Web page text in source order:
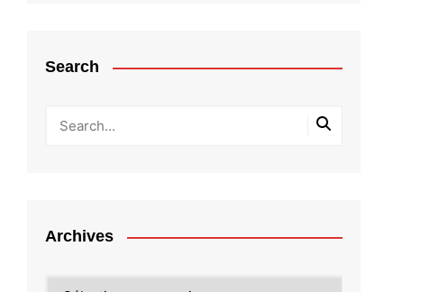
Search
Archives